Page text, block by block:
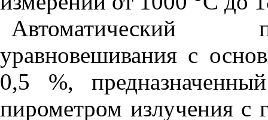
Автоматический
уравновешивания с
0,5 %,
пирометром излучения с